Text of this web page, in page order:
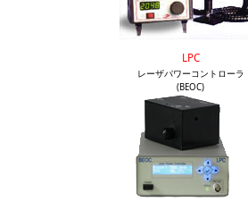
LPC
レーザパワーコントローラ
(BEOC)